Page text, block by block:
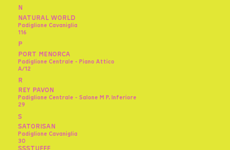
N
NATURAL WORLD
Padiglione Cavaniglia
116
P
PORT MENORCA
Padiglione Centrale - Piano Attico
A/12
R
REY PAVON
Padiglione Centrale - Salone M P. Inferiore
29
S
SATORISAN
Padiglione Cavaniglia
30
SSSTUFFF